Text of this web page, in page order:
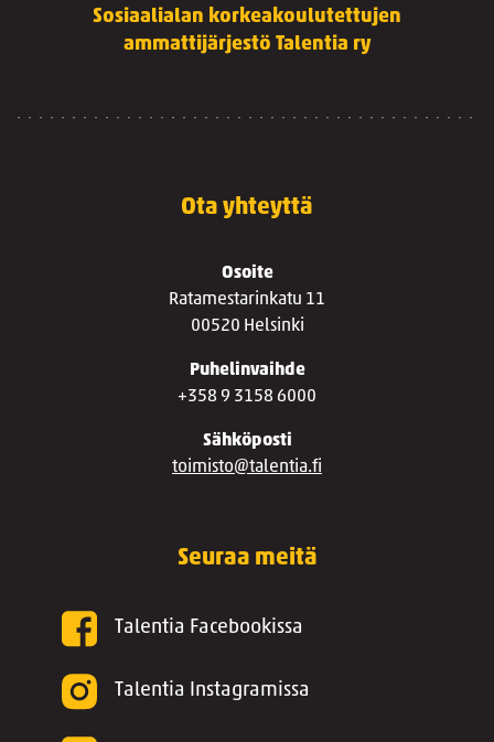
Sosiaalialan korkeakoulutettujen
ammattijärjestö Talentia ry
Ota yhteyttä
Osoite
Ratamestarinkatu 11
00520 Helsinki
Puhelinvaihde
+358 9 3158 6000
Sähköposti
toimisto@talentia.fi
Seuraa meitä
Talentia Facebookissa
Talentia Instagramissa